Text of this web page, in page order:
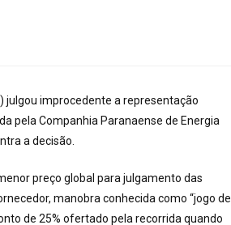
julgou improcedente a representação
pela Companhia Paranaense de Energia
a decisão.
preço global para julgamento das
manobra conhecida como “jogo de
de 25% ofertado pela recorrida quando